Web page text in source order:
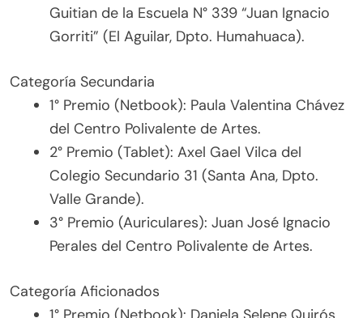
Guitian de la Escuela N° 339 “Juan Ignacio
Gorriti” (El Aguilar, Dpto. Humahuaca).
Categoría Secundaria
1° Premio (Netbook): Paula Valentina Chávez
del Centro Polivalente de Artes.
2° Premio (Tablet): Axel Gael Vilca del
Colegio Secundario 31 (Santa Ana, Dpto.
Valle Grande).
3° Premio (Auriculares): Juan José Ignacio
Perales del Centro Polivalente de Artes.
Categoría Aficionados